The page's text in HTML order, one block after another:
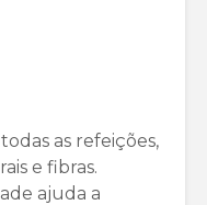
as refeições,
e fibras.
ajuda a